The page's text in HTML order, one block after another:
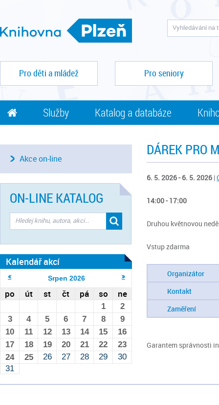
Pro děti a mládež Pro seniory
Služby Katalog a databáze
DÁREK PRO
6. 5. 2026 - 6. 5. 2026 |
14:00 - 17:00
Druhou květnovou
Vstup zdarma
Organizátor
Kontakt
Zaměření
Garantem správnosti
Akce on-line
ON-LINE KATALOG
Kalendář akcí
Srpen 2026
po út st čt pá so ne
1
2
3
4 5 6 7 8
9
10
11 12 13 14 15
16
17
18 19 20 21 22
23
24
25 26 27 28 29
30
31